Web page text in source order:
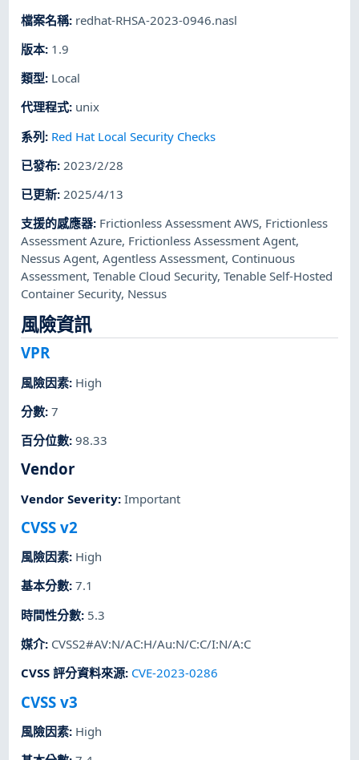
檔案名稱: redhat-RHSA-2023-0946.nasl
版本: 1.9
類型: Local
代理程式: unix
系列: Red Hat Local Security Checks
已發布: 2023/2/28
已更新:2025/4/13
支援的感應器: Frictionless Assessment AWS, Frictionless
Assessment Azure, Frictionless Assessment Agent,
Nessus Agent,Agentless Assessment, Continuous
Assessment,Tenable Cloud Security,Tenable Self-Hosted
Container Security, Nessus
風險資訊
VPR
風險因素: High
分數:7
百分位數:98.33
Vendor
Vendor Severity:Important
CVSS v2
風險因素: High
基本分數:7.1
時間性分數: 5.3
媒介: CVSS2#AV:N/AC:H/Au:N/C:C/I:N/A:C
CVSS 評分資料來源: CVE-2023-0286
CVSS v3
風險因素: High